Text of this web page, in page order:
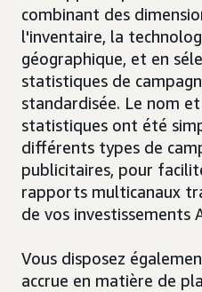
combinant des
l'inventaire, la
géographique, et en
statistiques de
standardisée. Le nom
statistiques ont été
différents types de
publicitaires, pour
rapports multicanaux
de vos investissements
Vous disposez
accrue en matière de